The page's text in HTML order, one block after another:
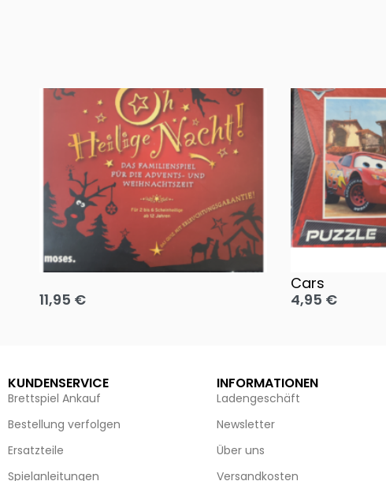
Oh, heilige Nacht!
11,95 €
Cars
4,95 €
KUNDENSERVICE
Brettspiel Ankauf
Bestellung verfolgen
Ersatzteile
Spielanleitungen
INFORMATIONEN
Ladengeschäft
Newsletter
Über uns
Versandkosten